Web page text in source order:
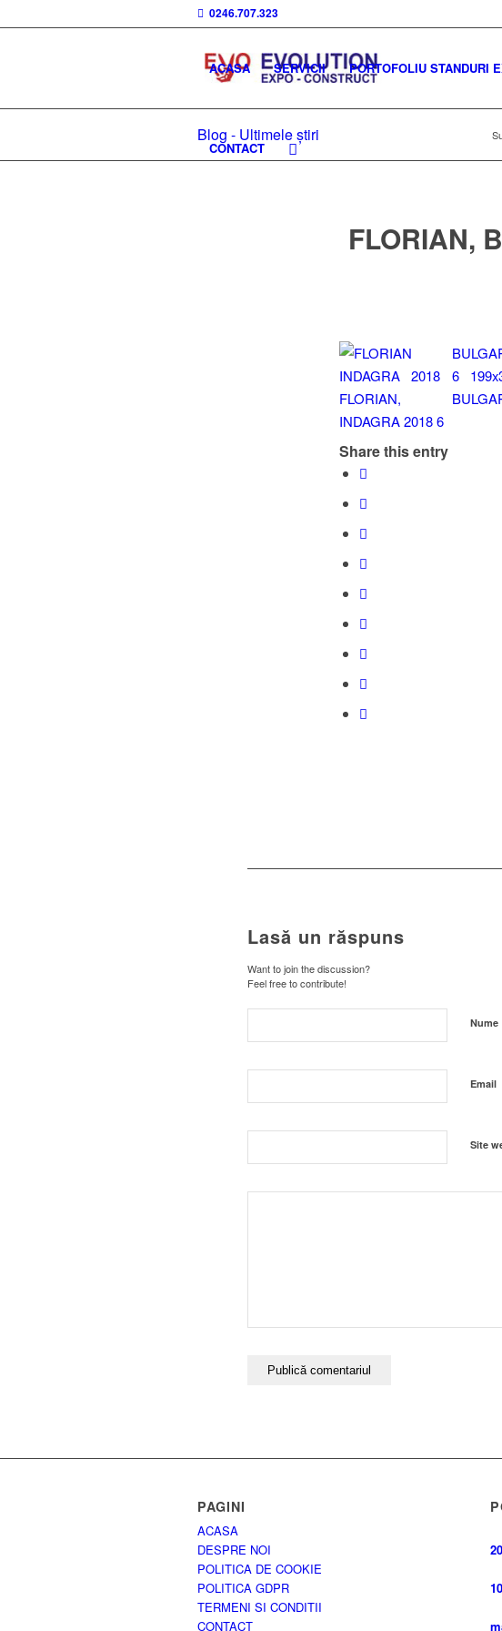
0246.707.323
ACASA SERVICII PORTOFOLIU STANDURI
CONTACT
Blog - Ultimele știri
FLORIAN,
Share this entry
Lasă un răspuns
Want to join the discussion?
Feel free to contribute!
Nume
Email
Site
PAGINI
ACASA
DESPRE NOI
POLITICA DE COOKIE
POLITICA GDPR
TERMENI SI CONDITII
CONTACT